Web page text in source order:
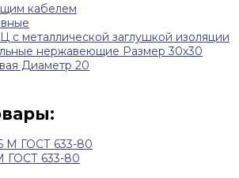
кабелем
металлической заглушкой изоляции
нержавеющие Размер 30х30
Диаметр 20
ГОСТ 633-80